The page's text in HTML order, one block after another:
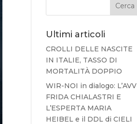
Cerca
Ultimi articoli
CROLLI DELLE NASCITE
IN ITALIE, TASSO DI
MORTALITÀ DOPPIO
WIR-NOI in dialogo: L’AVV
FRIDA CHIALASTRI E
L’ESPERTA MARIA
HEIBEL e il DDL di CIELI